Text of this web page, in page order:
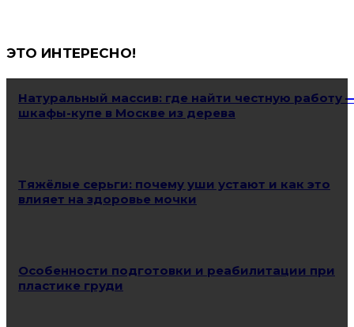
ЭТО ИНТЕРЕСНО!
Натуральный массив: где найти честную работу
шкафы-купе в Москве из дерева
Тяжёлые серьги: почему уши устают и как это
влияет на здоровье мочки
Особенности подготовки и реабилитации при
пластике груди